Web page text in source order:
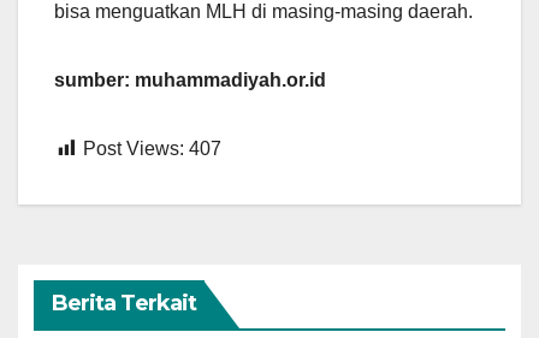
bisa menguatkan MLH di masing-masing daerah.
sumber: muhammadiyah.or.id
Post Views: 407
Berita Terkait